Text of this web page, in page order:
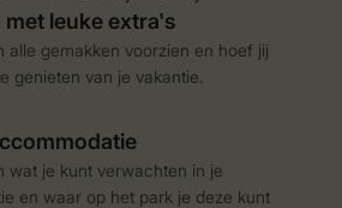
alle gemakken voorzien en hoef jij
genieten van je vakantie.
wat je kunt verwachten in je
en waar op het park je deze kunt